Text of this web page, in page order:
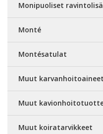
Monipuoliset
Monté
Montésatulat
Muut karvanhoitoaineet
Muut
Muut koiratarvikkeet